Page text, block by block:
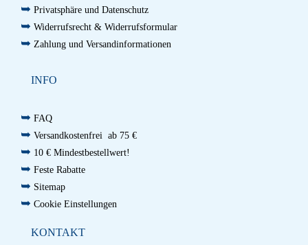
➥ Privatsphäre und Datenschutz
➥ Widerrufsrecht & Widerrufsformular
➥ Zahlung und Versandinformationen
INFO
➥ FAQ
➥ Versandkostenfrei ab 75 €
➥ 10 € Mindestbestellwert!
➥ Feste Rabatte
➥ Sitemap
➥ Cookie Einstellungen
KONTAKT